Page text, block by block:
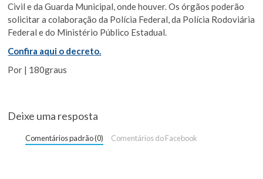
Civil e da Guarda Municipal, onde houver. Os órgãos poderão
solicitar a colaboração da Polícia Federal, da Polícia Rodoviária
Federal e do Ministério Público Estadual.
Confira aqui o decreto.
Por | 180graus
Deixe uma resposta
Comentários padrão (0) Comentários do Facebook